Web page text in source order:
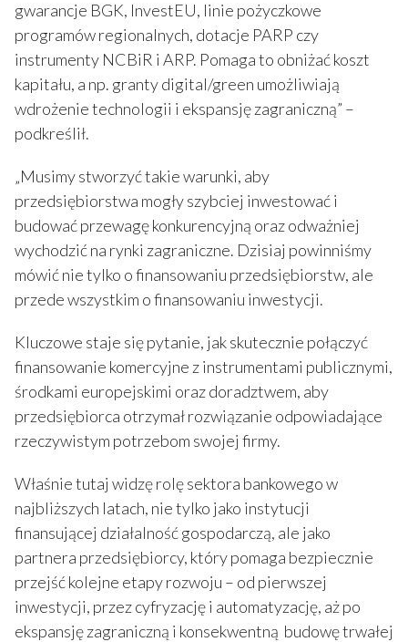
gwarancje BGK, InvestEU, linie pożyczkowe
programów regionalnych, dotacje PARP czy
instrumenty NCBiR i ARP. Pomaga to obniżać koszt
kapitału, a np. granty digital/green umożliwiają
wdrożenie technologii i ekspansję zagraniczną” –
podkreślił.
„Musimy stworzyć takie warunki, aby
przedsiębiorstwa mogły szybciej inwestować i
budować przewagę konkurencyjną oraz odważniej
wychodzić na rynki zagraniczne. Dzisiaj powinniśmy
mówić nie tylko o finansowaniu przedsiębiorstw, ale
przede wszystkim o finansowaniu inwestycji.
Kluczowe staje się pytanie, jak skutecznie połączyć
finansowanie komercyjne z instrumentami publicznymi,
środkami europejskimi oraz doradztwem, aby
przedsiębiorca otrzymał rozwiązanie odpowiadające
rzeczywistym potrzebom swojej firmy.
Właśnie tutaj widzę rolę sektora bankowego w
najbliższych latach, nie tylko jako instytucji
finansującej działalność gospodarczą, ale jako
partnera przedsiębiorcy, który pomaga bezpiecznie
przejść kolejne etapy rozwoju – od pierwszej
inwestycji, przez cyfryzację i automatyzację, aż po
ekspansję zagraniczną i konsekwentną budowę trwałej